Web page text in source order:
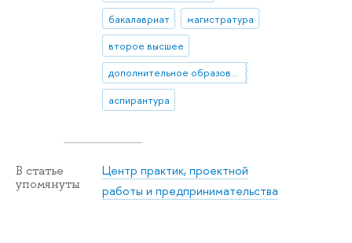
бакалавриат
магистратура
второе высшее
дополнительное образование
аспирантура
В статье
упомянуты
Центр практик, проектной
работы и предпринимательства